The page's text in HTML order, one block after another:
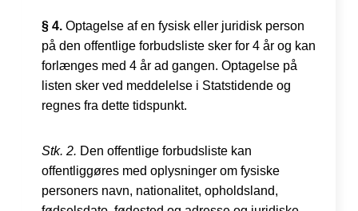
§ 4. Optagelse af en fysisk eller juridisk person
på den offentlige forbudsliste sker for 4 år og kan
forlænges med 4 år ad gangen. Optagelse på
listen sker ved meddelelse i Statstidende og
regnes fra dette tidspunkt.
Stk. 2. Den offentlige forbudsliste kan
offentliggøres med oplysninger om fysiske
personers navn, nationalitet, opholdsland,